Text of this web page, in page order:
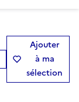
Ajouter
à ma
sélection